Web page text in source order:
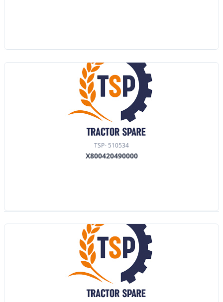
TSP- 510534
X800420490000